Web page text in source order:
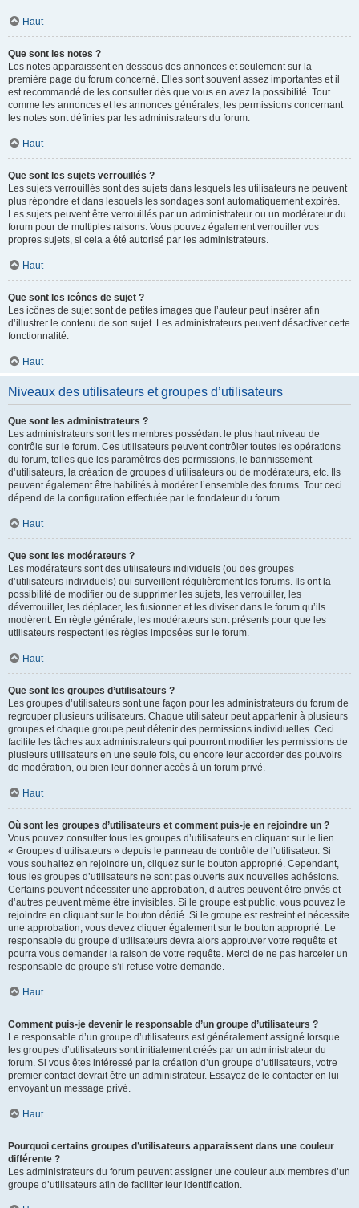
Haut
Que sont les notes ?
Les notes apparaissent en dessous des annonces et seulement sur la
première page du forum concerné. Elles sont souvent assez importantes et il
est recommandé de les consulter dès que vous en avez la possibilité. Tout
comme les annonces et les annonces générales, les permissions concernant
les notes sont définies par les administrateurs du forum.
Haut
Que sont les sujets verrouillés ?
Les sujets verrouillés sont des sujets dans lesquels les utilisateurs ne peuvent
plus répondre et dans lesquels les sondages sont automatiquement expirés.
Les sujets peuvent être verrouillés par un administrateur ou un modérateur du
forum pour de multiples raisons. Vous pouvez également verrouiller vos
propres sujets, si cela a été autorisé par les administrateurs.
Haut
Que sont les icônes de sujet ?
Les icônes de sujet sont de petites images que l’auteur peut insérer afin
d’illustrer le contenu de son sujet. Les administrateurs peuvent désactiver cette
fonctionnalité.
Haut
Niveaux des utilisateurs et groupes d’utilisateurs
Que sont les administrateurs ?
Les administrateurs sont les membres possédant le plus haut niveau de
contrôle sur le forum. Ces utilisateurs peuvent contrôler toutes les opérations
du forum, telles que les paramètres des permissions, le bannissement
d’utilisateurs, la création de groupes d’utilisateurs ou de modérateurs, etc. Ils
peuvent également être habilités à modérer l’ensemble des forums. Tout ceci
dépend de la configuration effectuée par le fondateur du forum.
Haut
Que sont les modérateurs ?
Les modérateurs sont des utilisateurs individuels (ou des groupes
d’utilisateurs individuels) qui surveillent régulièrement les forums. Ils ont la
possibilité de modifier ou de supprimer les sujets, les verrouiller, les
déverrouiller, les déplacer, les fusionner et les diviser dans le forum qu’ils
modèrent. En règle générale, les modérateurs sont présents pour que les
utilisateurs respectent les règles imposées sur le forum.
Haut
Que sont les groupes d’utilisateurs ?
Les groupes d’utilisateurs sont une façon pour les administrateurs du forum de
regrouper plusieurs utilisateurs. Chaque utilisateur peut appartenir à plusieurs
groupes et chaque groupe peut détenir des permissions individuelles. Ceci
facilite les tâches aux administrateurs qui pourront modifier les permissions de
plusieurs utilisateurs en une seule fois, ou encore leur accorder des pouvoirs
de modération, ou bien leur donner accès à un forum privé.
Haut
Où sont les groupes d’utilisateurs et comment puis-je en rejoindre un ?
Vous pouvez consulter tous les groupes d’utilisateurs en cliquant sur le lien
« Groupes d’utilisateurs » depuis le panneau de contrôle de l’utilisateur. Si
vous souhaitez en rejoindre un, cliquez sur le bouton approprié. Cependant,
tous les groupes d’utilisateurs ne sont pas ouverts aux nouvelles adhésions.
Certains peuvent nécessiter une approbation, d’autres peuvent être privés et
d’autres peuvent même être invisibles. Si le groupe est public, vous pouvez le
rejoindre en cliquant sur le bouton dédié. Si le groupe est restreint et nécessite
une approbation, vous devez cliquer également sur le bouton approprié. Le
responsable du groupe d’utilisateurs devra alors approuver votre requête et
pourra vous demander la raison de votre requête. Merci de ne pas harceler un
responsable de groupe s’il refuse votre demande.
Haut
Comment puis-je devenir le responsable d’un groupe d’utilisateurs ?
Le responsable d’un groupe d’utilisateurs est généralement assigné lorsque
les groupes d’utilisateurs sont initialement créés par un administrateur du
forum. Si vous êtes intéressé par la création d’un groupe d’utilisateurs, votre
premier contact devrait être un administrateur. Essayez de le contacter en lui
envoyant un message privé.
Haut
Pourquoi certains groupes d’utilisateurs apparaissent dans une couleur
différente ?
Les administrateurs du forum peuvent assigner une couleur aux membres d’un
groupe d’utilisateurs afin de faciliter leur identification.